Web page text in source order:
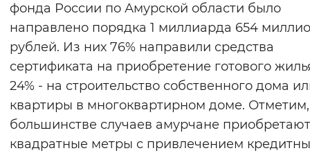
фонда России по Амурской области было
направлено порядка 1 миллиарда 654
рублей. Из них 76% направили средства
сертификата на приобретение готового
24% - на строительство собственного дома
квартиры в многоквартирном доме. Отметим,
большинстве случаев амурчане приобретают
квадратные метры с привлечением